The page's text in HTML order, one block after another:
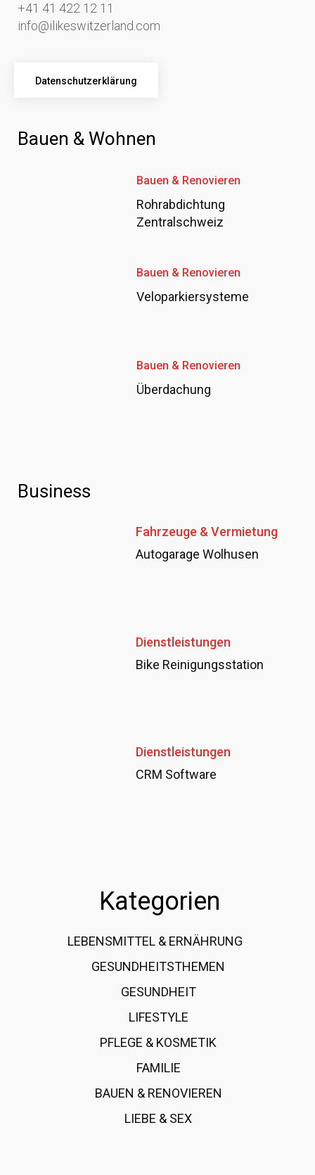
+41 41 422 12 11
info@ilikeswitzerland.com
Datenschutzerklärung
Bauen & Wohnen
Bauen & Renovieren
Rohrabdichtung
Zentralschweiz
Bauen & Renovieren
Veloparkiersysteme
Bauen & Renovieren
Überdachung
Business
Fahrzeuge & Vermietung
Autogarage Wolhusen
Dienstleistungen
Bike Reinigungsstation
Dienstleistungen
CRM Software
Kategorien
LEBENSMITTEL & ERNÄHRUNG
GESUNDHEITSTHEMEN
GESUNDHEIT
LIFESTYLE
PFLEGE & KOSMETIK
FAMILIE
BAUEN & RENOVIEREN
LIEBE & SEX